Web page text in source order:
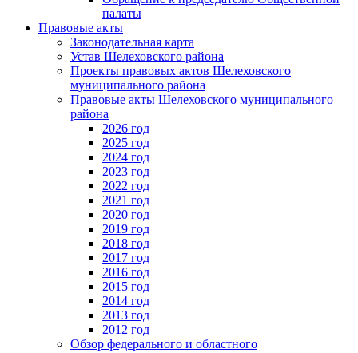
палаты
Правовые акты
Законодательная карта
Устав Шелеховского района
Проекты правовых актов Шелеховского
муниципального района
Правовые акты Шелеховского муниципального
района
2026 год
2025 год
2024 год
2023 год
2022 год
2021 год
2020 год
2019 год
2018 год
2017 год
2016 год
2015 год
2014 год
2013 год
2012 год
Обзор федерального и областного